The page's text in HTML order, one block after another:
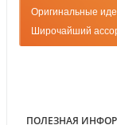
Оригинальные
Широчайший
ПОЛЕЗНАЯ